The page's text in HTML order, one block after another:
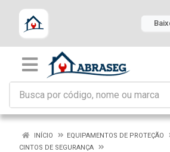
INÍCIO
EQUIPAMENTOS DE PROTEÇÃO
CINTOS DE SEGURANÇA